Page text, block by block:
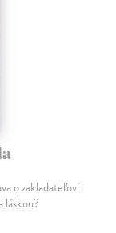
o zakladateľovi
láskou?